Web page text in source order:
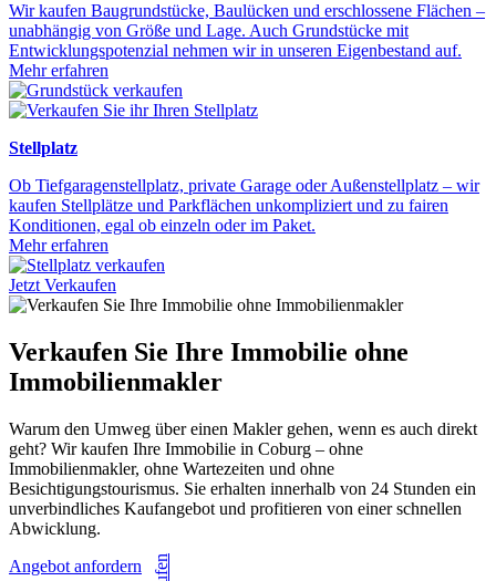
Wir kaufen Baugrundstücke, Baulücken und erschlossene Flächen –
unabhängig von Größe und Lage. Auch Grundstücke mit
Entwicklungspotenzial nehmen wir in unseren Eigenbestand auf.
Mehr erfahren
Stellplatz
Ob Tiefgaragenstellplatz, private Garage oder Außenstellplatz – wir
kaufen Stellplätze und Parkflächen unkompliziert und zu fairen
Konditionen, egal ob einzeln oder im Paket.
Mehr erfahren
Jetzt Verkaufen
Verkaufen Sie Ihre Immobilie ohne
Immobilienmakler
Warum den Umweg über einen Makler gehen, wenn es auch direkt
geht? Wir kaufen Ihre Immobilie in Coburg – ohne
Immobilienmakler, ohne Wartezeiten und ohne
Besichtigungstourismus. Sie erhalten innerhalb von 24 Stunden ein
unverbindliches Kaufangebot und profitieren von einer schnellen
Abwicklung.
Angebot anfordern